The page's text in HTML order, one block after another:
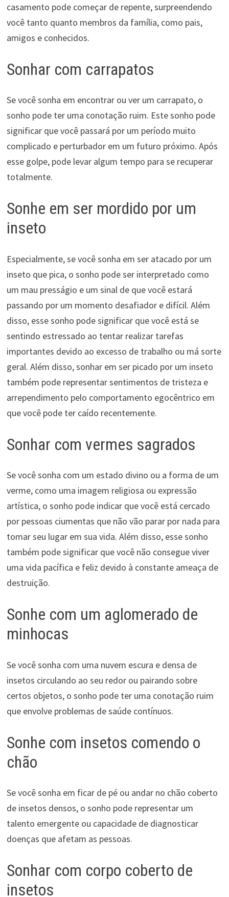
casamento pode começar de repente, surpreendendo
você tanto quanto membros da família, como pais,
amigos e conhecidos.
Sonhar com carrapatos
Se você sonha em encontrar ou ver um carrapato, o
sonho pode ter uma conotação ruim. Este sonho pode
significar que você passará por um período muito
complicado e perturbador em um futuro próximo. Após
esse golpe, pode levar algum tempo para se recuperar
totalmente.
Sonhe em ser mordido por um
inseto
Especialmente, se você sonha em ser atacado por um
inseto que pica, o sonho pode ser interpretado como
um mau presságio e um sinal de que você estará
passando por um momento desafiador e difícil. Além
disso, esse sonho pode significar que você está se
sentindo estressado ao tentar realizar tarefas
importantes devido ao excesso de trabalho ou má sorte
geral. Além disso, sonhar em ser picado por um inseto
também pode representar sentimentos de tristeza e
arrependimento pelo comportamento egocêntrico em
que você pode ter caído recentemente.
Sonhar com vermes sagrados
Se você sonha com um estado divino ou a forma de um
verme, como uma imagem religiosa ou expressão
artística, o sonho pode indicar que você está cercado
por pessoas ciumentas que não vão parar por nada para
tomar seu lugar em sua vida. Além disso, esse sonho
também pode significar que você não consegue viver
uma vida pacífica e feliz devido à constante ameaça de
destruição.
Sonhe com um aglomerado de
minhocas
Se você sonha com uma nuvem escura e densa de
insetos circulando ao seu redor ou pairando sobre
certos objetos, o sonho pode ter uma conotação ruim
que envolve problemas de saúde contínuos.
Sonhe com insetos comendo o
chão
Se você sonha em ficar de pé ou andar no chão coberto
de insetos densos, o sonho pode representar um
talento emergente ou capacidade de diagnosticar
doenças que afetam as pessoas.
Sonhar com corpo coberto de
insetos